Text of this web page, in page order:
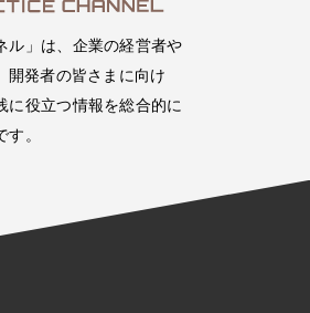
ル」は、企業の経営者や
開発者の皆さまに向け
に役立つ情報を総合的に
。